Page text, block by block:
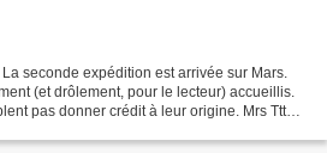
seconde expédition est arrivée sur Mars.
(et drôlement, pour le lecteur) accueillis.
pas donner crédit à leur origine. Mrs Ttt